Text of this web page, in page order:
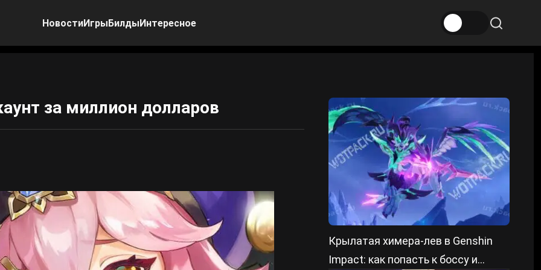
НовостиИгрыБилдыИнтересное
за миллион долларов
Крылатая химера-лев в Genshin
Impact: как попасть к боссу и